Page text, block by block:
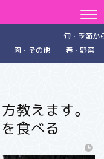
肉・その他
旬・季節か
春・野菜
教えます。
食べる